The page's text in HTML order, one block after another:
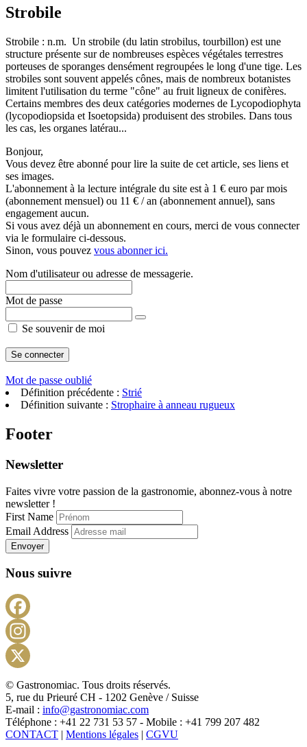
Strobile
Strobile : n.m. Un strobile (du latin strobilus, tourbillon) est une
structure présente sur de nombreuses espèces végétales terrestres
porteuses de sporanges densément regroupées le long d'une tige. Les
strobiles sont souvent appelés cônes, mais de nombreux botanistes
limitent l'utilisation du terme "cône" au fruit ligneux de conifères.
Certains membres des deux catégories modernes de Lycopodiophyta
(lycopodiopsida et Isoetopsida) produisent des strobiles. Dans tous
les cas, les organes latérau...
Bonjour,
Vous devez être abonné pour lire la suite de cet article, ses liens et
ses images.
L'abonnement à la lecture intégrale du site est à 1 € euro par mois
(abonnement mensuel) ou 11 € / an (abonnement annuel), sans
engagement aucun.
Si vous avez déjà un abonnement en cours, merci de vous connecter
via le formulaire ci-dessous.
Sinon, vous pouvez vous abonner ici.
Nom d'utilisateur ou adresse de messagerie.
Mot de passe
Se souvenir de moi
Mot de passe oublié
Définition précédente : Strié
Définition suivante : Strophaire à anneau rugueux
Footer
Newsletter
Faites vivre votre passion de la gastronomie, abonnez-vous à notre
newsletter !
First Name
Email Address
Envoyer
Nous suivre
X
© Gastronomiac. Tous droits réservés.
5, rue du Prieuré CH - 1202 Genève / Suisse
E-mail : info@gastronomiac.com
Téléphone : +41 22 731 53 57 - Mobile : +41 799 207 482
CONTACT | Mentions légales | CGVU